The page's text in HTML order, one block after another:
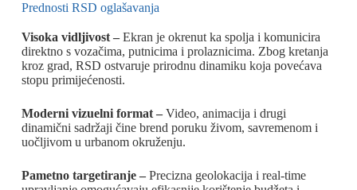
Prednosti RSD oglašavanja
Visoka vidljivost – Ekran je okrenut ka spolja i komunicira
direktno s vozačima, putnicima i prolaznicima. Zbog kretanja
kroz grad, RSD ostvaruje prirodnu dinamiku koja povećava
stopu primijećenosti.
Moderni vizuelni format – Video, animacija i drugi
dinamični sadržaji čine brend poruku živom, savremenom i
uočljivom u urbanom okruženju.
Pametno targetiranje – Precizna geolokacija i real-time